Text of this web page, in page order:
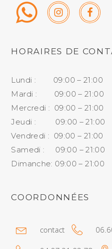
HORAIRES DE
Lundi : 09:00 – 21:00
Mardi : 09:00 – 21:00
Mercredi : 09:00 – 21:00
Jeudi : 09:00 – 21:00
Vendredi : 09:00 – 21:00
Samedi : 09:00 – 21:00
Dimanche: 09:00 – 21:00
COORDONNÉES
contact